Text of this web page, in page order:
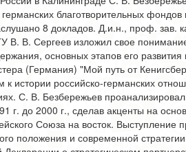
благотворительных
8 докладов. Д.и.н., проф. зав.
В. В. Сергеев изложил свое
основных этапов его
(Германия) "Мой путь от
к истории российско-германских
С. В. Безбережьев
г. до 2000 г., сделав акценты на
Союза на восток.
положения и современной